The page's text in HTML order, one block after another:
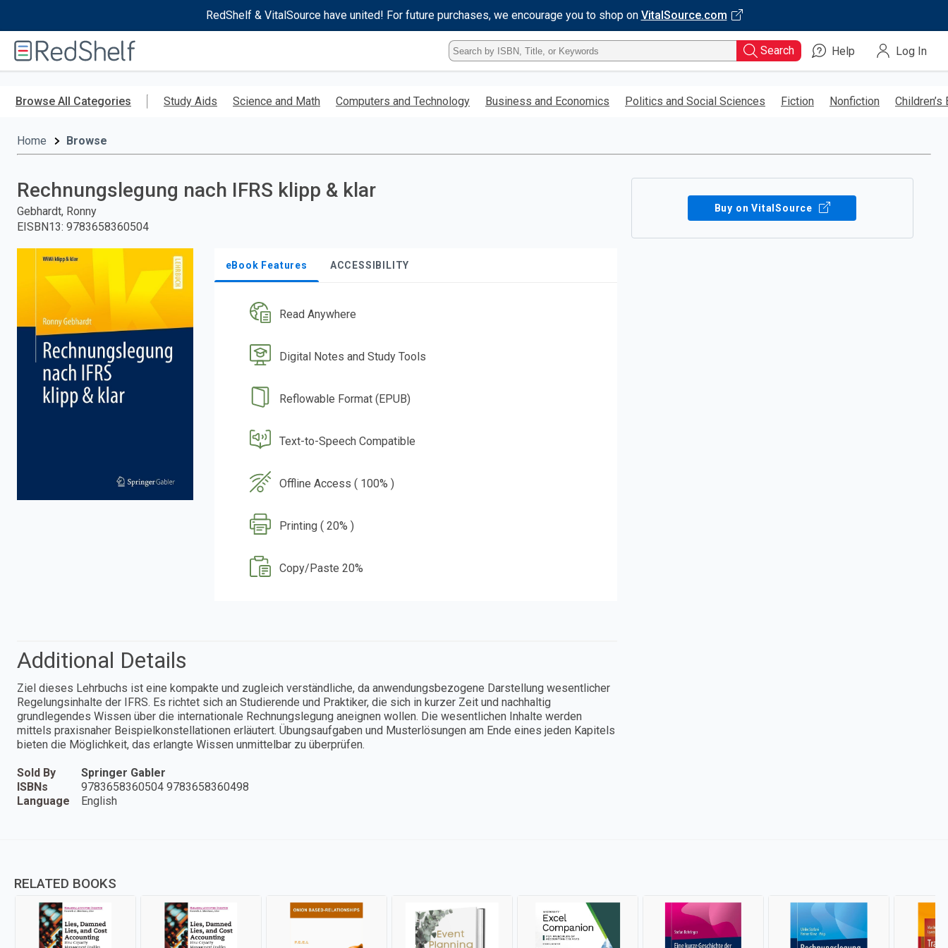
RedShelf & VitalSource have united! For future purchases, we encourage you to shop on VitalSource.com
RedShelf
Type
ISBN,
Title,
Keyword
Search Help Log In
Browse All Categories Study Aids Science and Math Computers and Technology Business and Economics Politics and Social Sciences Fiction Nonfiction Children’s
Home Browse
Rechnungslegung nach IFRS klipp & klar
Gebhardt, Ronny
EISBN13: 9783658360504
eBook Features ACCESSIBILITY
Read Anywhere
Digital Notes and Study Tools
Reflowable Format (EPUB)
Text-to-Speech Compatible
Offline Access ( 100% )
Printing ( 20% )
Copy/Paste 20%
Buy on VitalSource
Additional Details
Ziel dieses Lehrbuchs ist eine kompakte und zugleich verständliche, da anwendungsbezogene Darstellung wesentlicher
Regelungsinhalte der IFRS. Es richtet sich an Studierende und Praktiker, die sich in kurzer Zeit und nachhaltig
grundlegendes Wissen über die internationale Rechnungslegung aneignen wollen. Die wesentlichen Inhalte werden
mittels praxisnaher Beispielkonstellationen erläutert. Übungsaufgaben und Musterlösungen am Ende eines jeden Kapitels
bieten die Möglichkeit, das erlangte Wissen unmittelbar zu überprüfen.
Sold By
Springer Gabler
ISBNs
9783658360504 9783658360498
Language
English
RELATED BOOKS